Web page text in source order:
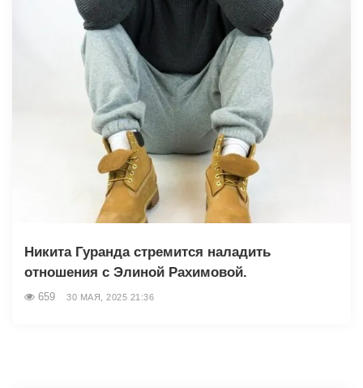
Никита Гуранда стремится наладить
отношения с Элиной Рахимовой.
659 30 МАЯ, 2025 21:36